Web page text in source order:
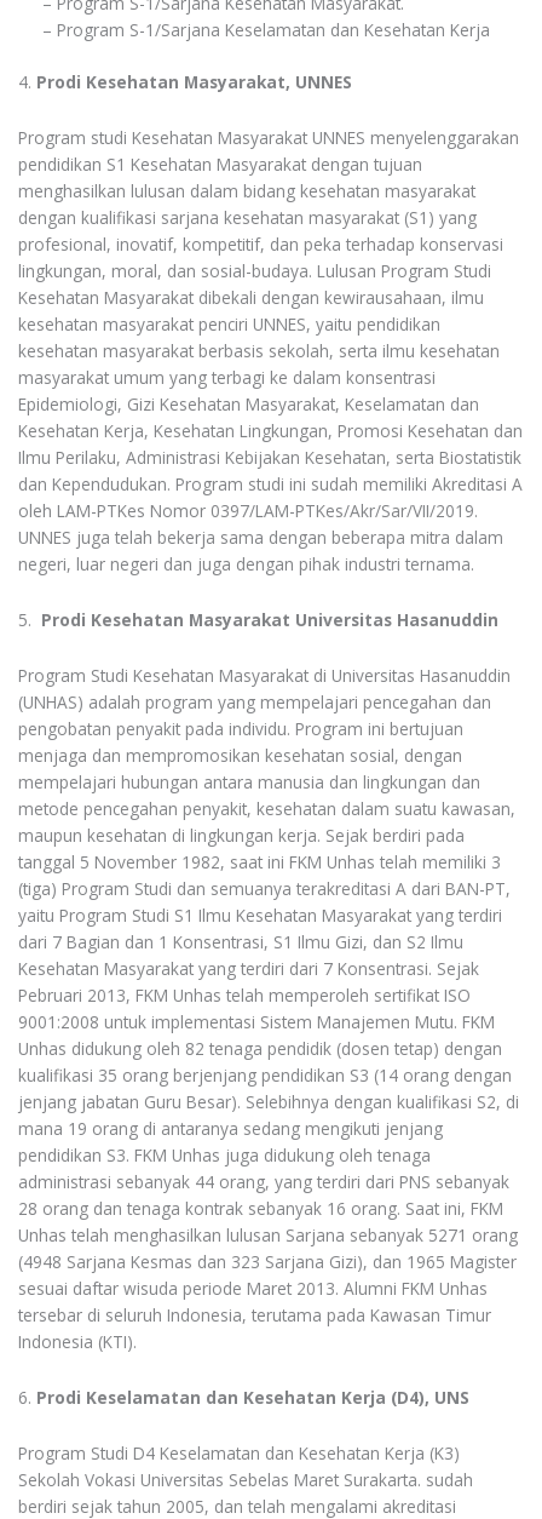
– Program S-1/Sarjana Keselamatan dan Kesehatan Kerja
4. Prodi Kesehatan Masyarakat, UNNES
Program studi Kesehatan Masyarakat UNNES menyelenggarakan
pendidikan S1 Kesehatan Masyarakat dengan tujuan
menghasilkan lulusan dalam bidang kesehatan masyarakat
dengan kualifikasi sarjana kesehatan masyarakat (S1) yang
profesional, inovatif, kompetitif, dan peka terhadap konservasi
lingkungan, moral, dan sosial-budaya. Lulusan Program Studi
Kesehatan Masyarakat dibekali dengan kewirausahaan, ilmu
kesehatan masyarakat penciri UNNES, yaitu pendidikan
kesehatan masyarakat berbasis sekolah, serta ilmu kesehatan
masyarakat umum yang terbagi ke dalam konsentrasi
Epidemiologi, Gizi Kesehatan Masyarakat, Keselamatan dan
Kesehatan Kerja, Kesehatan Lingkungan, Promosi Kesehatan dan
Ilmu Perilaku, Administrasi Kebijakan Kesehatan, serta Biostatistik
dan Kependudukan. Program studi ini sudah memiliki Akreditasi A
oleh LAM-PTKes Nomor 0397/LAM-PTKes/Akr/Sar/VII/2019.
UNNES juga telah bekerja sama dengan beberapa mitra dalam
negeri, luar negeri dan juga dengan pihak industri ternama.
5. Prodi Kesehatan Masyarakat Universitas Hasanuddin
Program Studi Kesehatan Masyarakat di Universitas Hasanuddin
(UNHAS) adalah program yang mempelajari pencegahan dan
pengobatan penyakit pada individu. Program ini bertujuan
menjaga dan mempromosikan kesehatan sosial, dengan
mempelajari hubungan antara manusia dan lingkungan dan
metode pencegahan penyakit, kesehatan dalam suatu kawasan,
maupun kesehatan di lingkungan kerja. Sejak berdiri pada
tanggal 5 November 1982, saat ini FKM Unhas telah memiliki 3
(tiga) Program Studi dan semuanya terakreditasi A dari BAN-PT,
yaitu Program Studi S1 Ilmu Kesehatan Masyarakat yang terdiri
dari 7 Bagian dan 1 Konsentrasi, S1 Ilmu Gizi, dan S2 Ilmu
Kesehatan Masyarakat yang terdiri dari 7 Konsentrasi. Sejak
Pebruari 2013, FKM Unhas telah memperoleh sertifikat ISO
9001:2008 untuk implementasi Sistem Manajemen Mutu. FKM
Unhas didukung oleh 82 tenaga pendidik (dosen tetap) dengan
kualifikasi 35 orang berjenjang pendidikan S3 (14 orang dengan
jenjang jabatan Guru Besar). Selebihnya dengan kualifikasi S2, di
mana 19 orang di antaranya sedang mengikuti jenjang
pendidikan S3. FKM Unhas juga didukung oleh tenaga
administrasi sebanyak 44 orang, yang terdiri dari PNS sebanyak
28 orang dan tenaga kontrak sebanyak 16 orang. Saat ini, FKM
Unhas telah menghasilkan lulusan Sarjana sebanyak 5271 orang
(4948 Sarjana Kesmas dan 323 Sarjana Gizi), dan 1965 Magister
sesuai daftar wisuda periode Maret 2013. Alumni FKM Unhas
tersebar di seluruh Indonesia, terutama pada Kawasan Timur
Indonesia (KTI).
6. Prodi Keselamatan dan Kesehatan Kerja (D4), UNS
Program Studi D4 Keselamatan dan Kesehatan Kerja (K3)
Sekolah Vokasi Universitas Sebelas Maret Surakarta. sudah
berdiri sejak tahun 2005, dan telah mengalami akreditasi